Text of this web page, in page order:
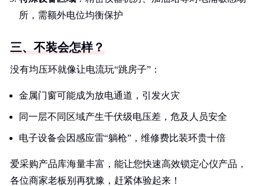
所，需额外电位均衡保护
三、不装会怎样？
没有均压环就像让电流玩“跳房子”：
金属门窗可能成为放电通道，引发火灾
同一层不同区域产生千伏级电压差，危及人员安全
电子设备会因感应雷“躺枪”，维修费比装环贵十倍
爱采购产品库海量丰富，能让您快速高效锁定心仪产品，
各位商家老板别再犹豫，赶紧体验起来！